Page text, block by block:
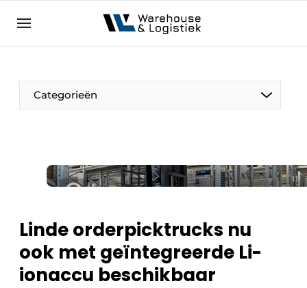
NL EN
Categorieën
Linde orderpicktrucks nu
ook met geïntegreerde Li-
ionaccu beschikbaar